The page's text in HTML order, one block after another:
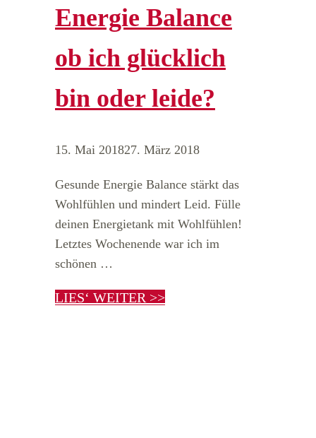
Energie Balance
ob ich glücklich
bin oder leide?
15. Mai 201827. März 2018
Gesunde Energie Balance stärkt das
Wohlfühlen und mindert Leid. Fülle
deinen Energietank mit Wohlfühlen!
Letztes Wochenende war ich im
schönen …
LIES‘ WEITER >>